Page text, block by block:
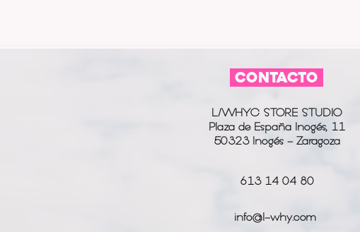
CONTACTO
L/WHYC STORE STUDIO
Plaza de España Inogés, 11
50323 Inogés - Zaragoza
613 14 04 80
info@l-why.com